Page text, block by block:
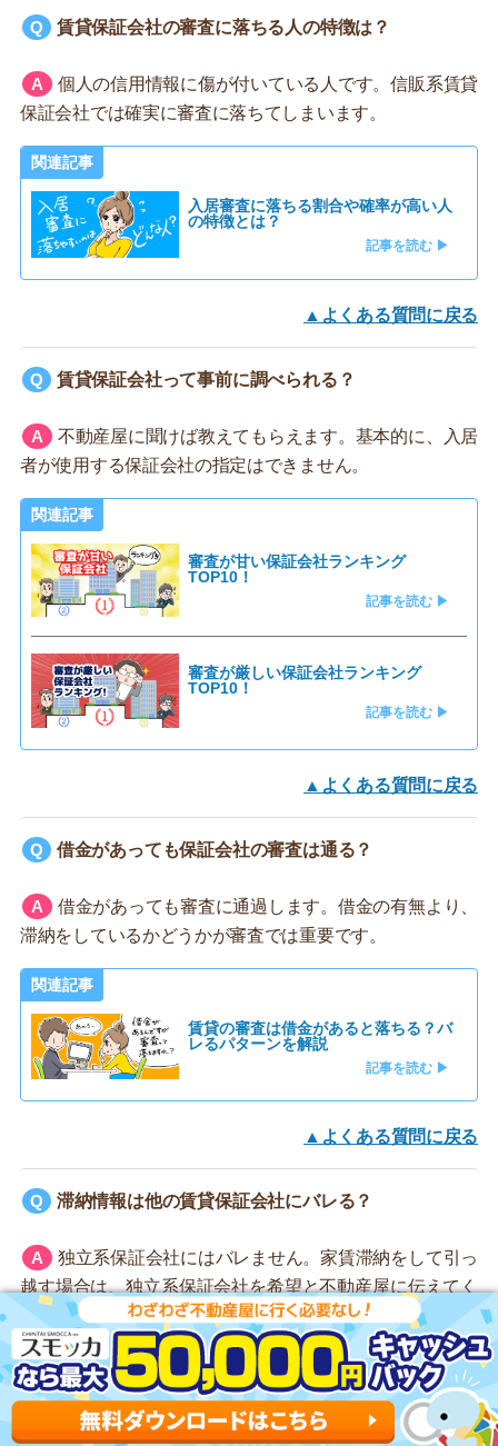
賃貸保証会社の審査に落ちる人の特徴は？
個人の信用情報に傷が付いている人です。信販系賃貸
保証会社では確実に審査に落ちてしまいます。
関連記事
入居審査に落ちる割合や確率が高い人
の特徴とは？
記事を読む ▶
▲よくある質問に戻る
賃貸保証会社って事前に調べられる？
不動産屋に聞けば教えてもらえます。基本的に、入居
者が使用する保証会社の指定はできません。
関連記事
審査が甘い保証会社ランキング
TOP10！
記事を読む ▶
審査が厳しい保証会社ランキング
TOP10！
記事を読む ▶
▲よくある質問に戻る
借金があっても保証会社の審査は通る？
借金があっても審査に通過します。借金の有無より、
滞納をしているかどうかが審査では重要です。
関連記事
賃貸の審査は借金があると落ちる？バ
レるパターンを解説
記事を読む ▶
▲よくある質問に戻る
滞納情報は他の賃貸保証会社にバレる？
独立系保証会社にはバレません。家賃滞納をして引っ
越す場合は、独立系保証会社を希望と不動産屋に伝えてく
ださい。
▲よくある質問に戻る
賃貸保証会社の審査に落ちたら連絡は来る？